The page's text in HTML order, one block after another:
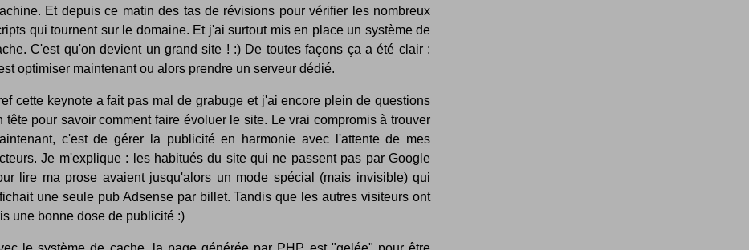
Et depuis ce matin des tas de révisions pour vérifier les nombreux
qui tournent sur le domaine. Et j'ai surtout mis en place un système de
C'est qu'on devient un grand site ! :) De toutes façons ça a été clair :
optimiser maintenant ou alors prendre un serveur dédié.
cette keynote a fait pas mal de grabuge et j'ai encore plein de questions
tête pour savoir comment faire évoluer le site. Le vrai compromis à trouver
c'est de gérer la publicité en harmonie avec l'attente de mes
Je m'explique : les habitués du site qui ne passent pas par Google
lire ma prose avaient jusqu'alors un mode spécial (mais invisible) qui
une seule pub Adsense par billet. Tandis que les autres visiteurs ont
une bonne dose de publicité :)